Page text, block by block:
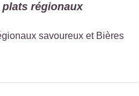
régionaux
savoureux et Bières